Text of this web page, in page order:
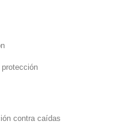
contra caídas